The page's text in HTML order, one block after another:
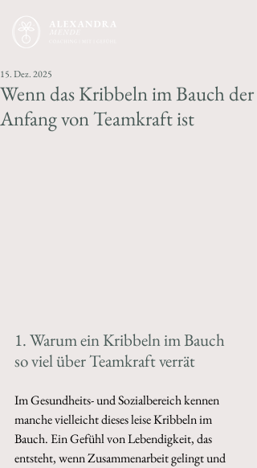
Wenn das Kribbeln im Bauch der
Anfang von Teamkraft ist
15. Dez. 2025
1. Warum ein Kribbeln im Bauch
so viel über Teamkraft verrät
Im Gesundheits- und Sozialbereich kennen
manche vielleicht dieses leise Kribbeln im
Bauch. Ein Gefühl von Lebendigkeit, das
entsteht, wenn Zusammenarbeit gelingt und